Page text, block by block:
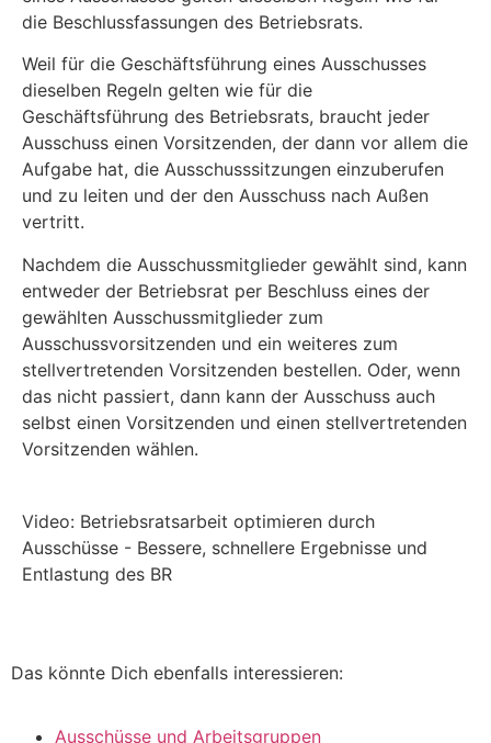
die Beschlussfassungen des Betriebsrats.
Weil für die Geschäftsführung eines Ausschusses
dieselben Regeln gelten wie für die
Geschäftsführung des Betriebsrats, braucht jeder
Ausschuss einen Vorsitzenden, der dann vor allem die
Aufgabe hat, die Ausschusssitzungen einzuberufen
und zu leiten und der den Ausschuss nach Außen
vertritt.
Nachdem die Ausschussmitglieder gewählt sind, kann
entweder der Betriebsrat per Beschluss eines der
gewählten Ausschussmitglieder zum
Ausschussvorsitzenden und ein weiteres zum
stellvertretenden Vorsitzenden bestellen. Oder, wenn
das nicht passiert, dann kann der Ausschuss auch
selbst einen Vorsitzenden und einen stellvertretenden
Vorsitzenden wählen.
Video: Betriebsratsarbeit optimieren durch
Ausschüsse - Bessere, schnellere Ergebnisse und
Entlastung des BR
Das könnte Dich ebenfalls interessieren:
Ausschüsse und Arbeitsgruppen